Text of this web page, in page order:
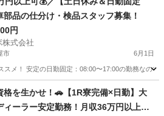
部品の仕分け・検品スタッフ募集！
円
株式会社
市 6月1日
スメ！ 安定の日勤固定：08:00〜17:00の勤務なの
格を生かせ！🚗【1R寮完備×日勤】大
ィーラー安定勤務！月収36万円以上